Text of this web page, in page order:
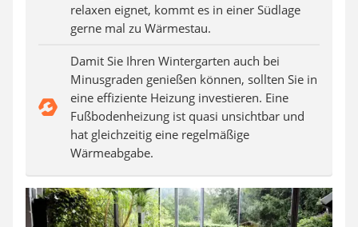
relaxen eignet, kommt es in einer Südlage
gerne mal zu Wärmestau.
Damit Sie Ihren Wintergarten auch bei
Minusgraden genießen können, sollten Sie in
eine effiziente Heizung investieren. Eine
Fußbodenheizung ist quasi unsichtbar und
hat gleichzeitig eine regelmäßige
Wärmeabgabe.